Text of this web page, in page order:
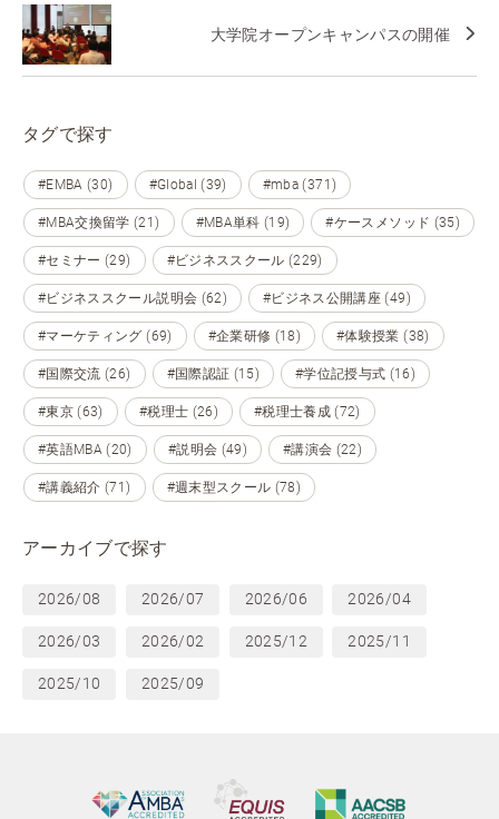
大学院オープンキャンパスの開催
タグで探す
#EMBA (30) #Global (39) #mba (371)
#MBA交換留学 (21) #MBA単科 (19) #ケースメソッド (35)
#セミナー (29) #ビジネススクール (229)
#ビジネススクール説明会 (62) #ビジネス公開講座 (49)
#マーケティング (69) #企業研修 (18) #体験授業 (38)
#国際交流 (26) #国際認証 (15) #学位記授与式 (16)
#東京 (63) #税理士 (26) #税理士養成 (72)
#英語MBA (20) #説明会 (49) #講演会 (22)
#講義紹介 (71) #週末型スクール (78)
アーカイブで探す
2026/08 2026/07 2026/06 2026/04
2026/03 2026/02 2025/12 2025/11
2025/10 2025/09